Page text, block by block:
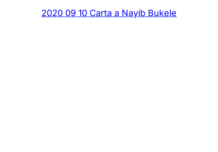
2020 09 10 Carta a Nayib Bukele